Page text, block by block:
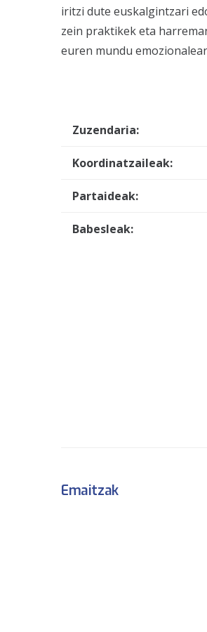
iritzi dute euskalgintzari
zein praktikek eta
euren mundu
Zuzendaria:
Koordinatzaileak:
Partaideak:
Babesleak:
Emaitzak